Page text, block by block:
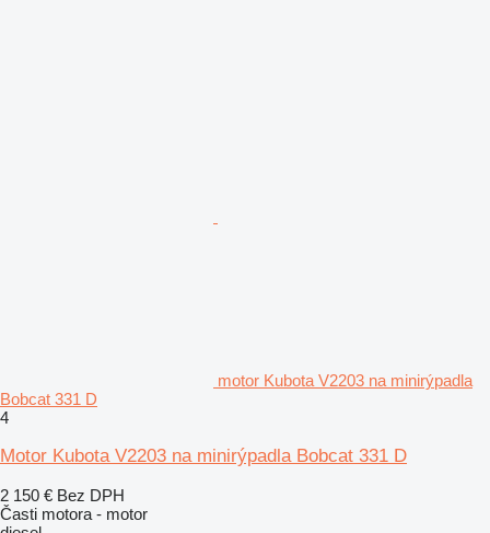
motor Kubota V2203 na minirýpadla
Bobcat 331 D
4
Motor Kubota V2203 na minirýpadla Bobcat 331 D
2 150 € Bez DPH
Časti motora - motor